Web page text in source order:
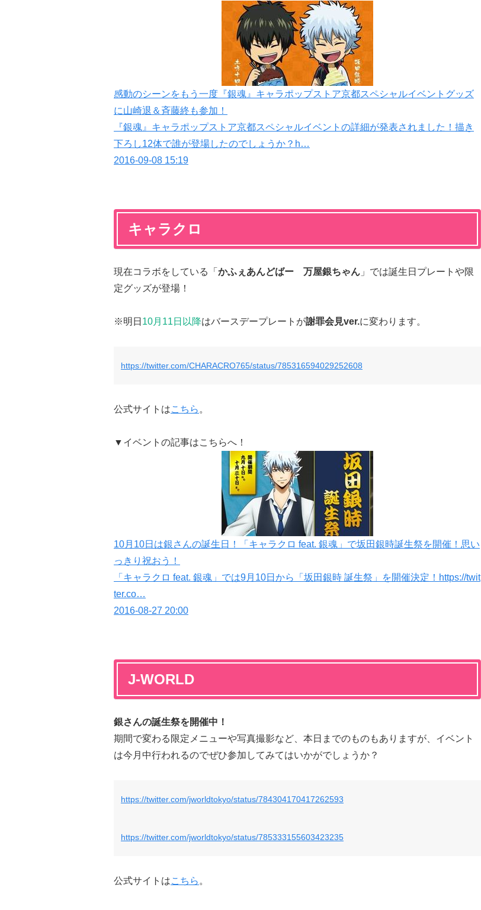
感動のシーンをもう一度『銀魂』キャラポップストア京都スペシャルイベントグッズ
に山崎退＆斉藤終も参加！
『銀魂』キャラポップストア京都スペシャルイベントの詳細が発表されました！描き
下ろし12体で誰が登場したのでしょうか？h…
2016-09-08 15:19
キャラクロ
現在コラボをしている「 かふぇあんどばー 万屋銀ちゃん 」では誕生日プレートや限
定グッズが登場！
※明日 10月11日以降はバースデープレートが謝罪会見ver.に変わります。
https://twitter.com/CHARACRO765/status/785316594029252608
公式サイトはこちら 。
▼イベントの記事はこちらへ！
10月10日は銀さんの誕生日！「キャラクロ feat. 銀魂」で坂田銀時誕生祭を開催！思い
っきり祝おう！
「キャラクロ feat. 銀魂」では9月10日から「坂田銀時 誕生祭」を開催決定！https://twit
ter.co…
2016-08-27 20:00
J-WORLD
銀さんの誕生祭を開催中！
期間で変わる限定メニューや写真撮影など、本日までのものもありますが、イベント
は今月中行われるのでぜひ参加してみてはいかがでしょうか？
https://twitter.com/jworldtokyo/status/784304170417262593
https://twitter.com/jworldtokyo/status/785333155603423235
公式サイトはこちら 。